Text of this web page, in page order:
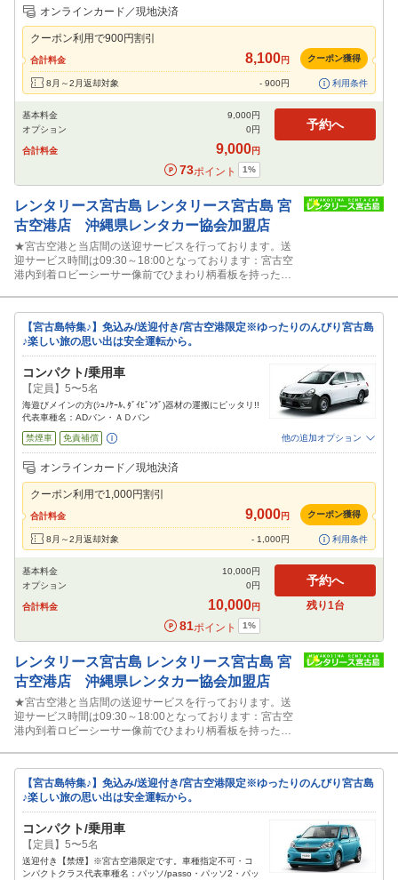
追加可能オプション
（次画面で選択ができます）
オンラインカード／現地決済
クーポン利用で900円割引
合計料金 8,100円
8月～2月返却対象 - 900円
クーポン獲得
利用条件
基本料金 9,000円
オプション
0円
合計料金 9,000円
73ポイント 1%
予約へ
レンタリース宮古島 レンタリース宮古島 宮
古空港店 沖縄県レンタカー協会加盟店
★宮古空港と当店間の送迎サービスを行っております。送
迎サービス時間は09:30～18:00となっております：宮古空
港内到着ロビーシーサー像前でひまわり柄看板を持ったス
【宮古島特集♪】免込み/送迎付き/宮古空港限定※ゆったりのんびり宮古島
♪楽しい旅の思い出は安全運転から。
コンパクト/乗用車
【定員】5〜5名
海遊びメインの方(ｼｭﾉｹｰﾙ､ﾀﾞｲﾋﾞﾝｸﾞ)器材の運搬にピッタリ!!
代表車種名：ADバン・ＡＤバン
禁煙車 免責補償 他の追加オプション
追加可能オプション
（次画面で選択ができます）
オンラインカード／現地決済
クーポン利用で1,000円割引
合計料金 9,000円
8月～2月返却対象 - 1,000円
クーポン獲得
利用条件
基本料金 10,000円
オプション
0円
合計料金 10,000円
81ポイント 1%
予約へ
残り1台
レンタリース宮古島 レンタリース宮古島 宮
古空港店 沖縄県レンタカー協会加盟店
★宮古空港と当店間の送迎サービスを行っております。送
迎サービス時間は09:30～18:00となっております：宮古空
港内到着ロビーシーサー像前でひまわり柄看板を持ったス
【宮古島特集♪】免込み/送迎付き/宮古空港限定※ゆったりのんびり宮古島
♪楽しい旅の思い出は安全運転から。
コンパクト/乗用車
【定員】5〜5名
送迎付き【禁煙】※宮古空港限定です。車種指定不可・コ
ンパクトクラス代表車種名：パッソ/passo・パッソ2・パッ